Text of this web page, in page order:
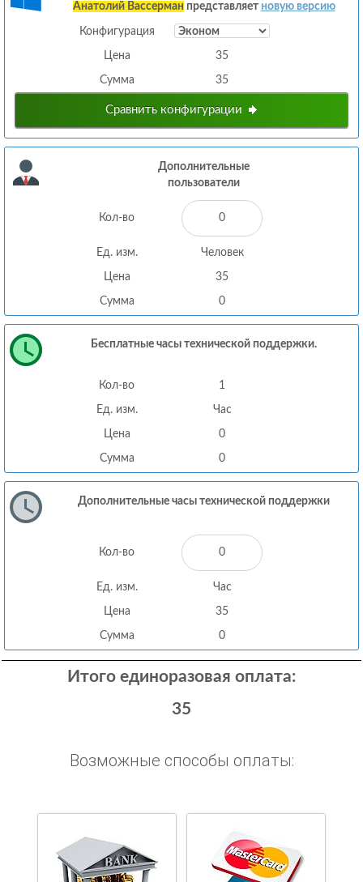
Анатолий Вассерман представляет новую версию
Конфигурация
Цена 35
Сумма 35
Сравнить конфигурации
Дополнительные
пользователи
Кол-во
Ед. изм. Человек
Цена 35
Сумма 0
Бесплатные часы технической поддержки.
Кол-во 1
Ед. изм. Час
Цена 0
Сумма 0
Дополнительные часы технической поддержки
Кол-во
Ед. изм. Час
Цена 35
Сумма 0
Итого единоразовая оплата:
35
Возможные способы оплаты: